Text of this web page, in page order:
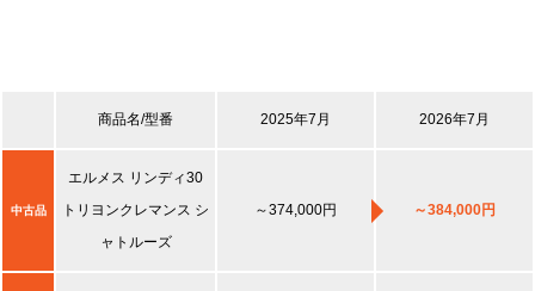
商品名/型番 2025年7月 2026年7月
中古品
エルメス リンディ30
トリヨンクレマンス シ
ャトルーズ
～374,000円 ～384,000円